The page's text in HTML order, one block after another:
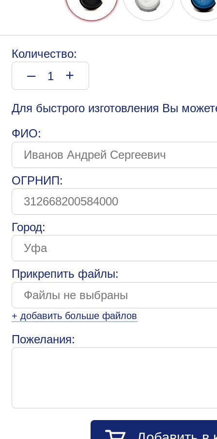
Количество:
– +
Для быстрого изготовления Вы
ФИО:
ОГРНИП:
Город:
Прикрепить файлы:
+ добавить больше файлов
Пожелания: